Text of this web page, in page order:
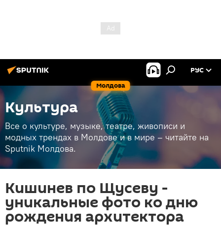
Молдова
РУС
Культура
Все о культуре, музыке, театре, живописи и
модных трендах в Молдове и в мире – читайте на
Sputnik Молдова.
Кишинев по Щусеву -
уникальные фото ко дню
рождения архитектора